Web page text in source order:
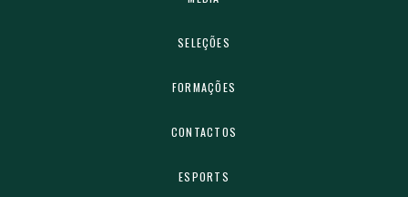
SELEÇÕES
FORMAÇÕES
CONTACTOS
ESPORTS